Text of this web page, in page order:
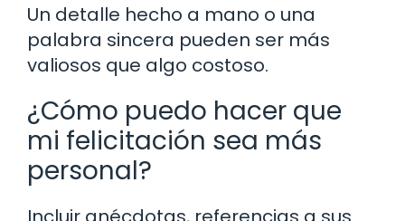
Un detalle hecho a mano o una
palabra sincera pueden ser más
valiosos que algo costoso.
¿Cómo puedo hacer que
mi felicitación sea más
personal?